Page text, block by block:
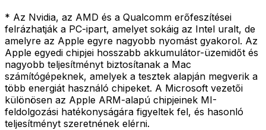
* Az Nvidia, az AMD és a Qualcomm erőfeszítései
felrázhatják a PC-ipart, amelyet sokáig az Intel uralt, de
amelyre az Apple egyre nagyobb nyomást gyakorol. Az
Apple egyedi chipjei hosszabb akkumulátor-üzemidőt és
nagyobb teljesítményt biztosítanak a Mac
számítógépeknek, amelyek a tesztek alapján megverik a
több energiát használó chipeket. A Microsoft vezetői
különösen az Apple ARM-alapú chipjeinek MI-
feldolgozási hatékonyságára figyeltek fel, és hasonló
teljesítményt szeretnének elérni.